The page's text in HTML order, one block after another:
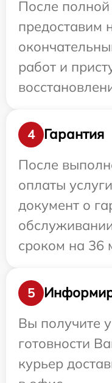
После
предоставим
работ и
4
Гарантия
После
оплаты
документ о
сроком на 36
5
Вы получите
готовности
курьер